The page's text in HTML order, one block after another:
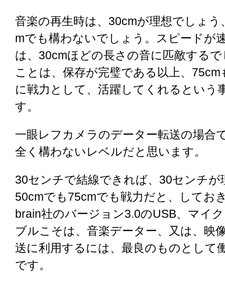
音楽の再生時は、30cmが理想でしょう
mでも構わないでしょう。スピードが
は、30cmほどの長さの音に匹敵する
ことは、保存が完璧である以上、75cm
に戦力として、活躍してくれるという
す。
一眼レフカメラのデーター転送の場合
全く構わないレベルだと思います。
30センチで結線できれば、30センチが
50cmでも75cmでも戦力だと、してお
brain社のバージョン3.0のUSB、マイ
ブルこそは、音楽データー、又は、映
送に利用するには、最良のものとして
です。